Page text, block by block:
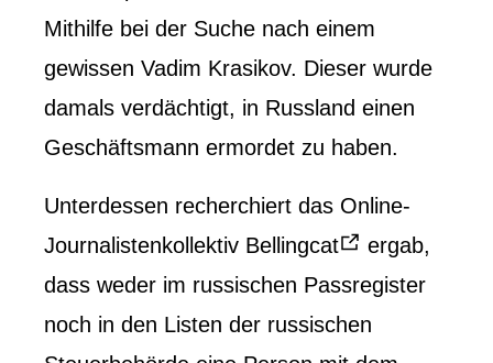
Mithilfe bei der Suche nach einem
gewissen Vadim Krasikov. Dieser wurde
damals verdächtigt, in Russland einen
Geschäftsmann ermordet zu haben.
Unterdessen recherchiert das Online-
Journalistenkollektiv Bellingcat
ergab,
dass weder im russischen Passregister
noch in den Listen der russischen